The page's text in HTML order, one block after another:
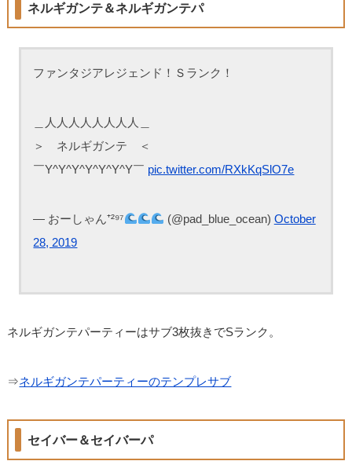
ネルギガンテ＆ネルギガンテパ
ファンタジアレジェンド！Ｓランク！
＿人人人人人人人人＿
＞ ネルギガンテ ＜
￣Y^Y^Y^Y^Y^Y^Y￣ pic.twitter.com/RXkKqSlO7e
— おーしゃん⁺²⁹⁷ (@pad_blue_ocean) October
28, 2019
ネルギガンテパーティーはサブ3枚抜きでSランク。
⇒ネルギガンテパーティーのテンプレサブ
セイバー＆セイバーパ